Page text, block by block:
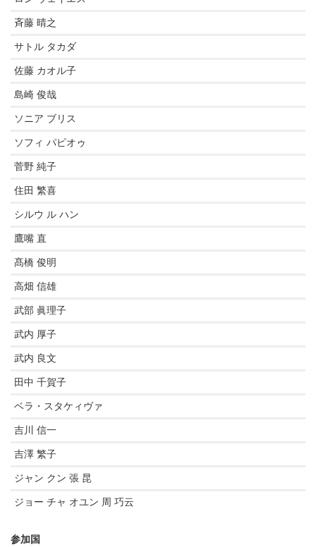
斉藤 晴之
サトル タカダ
佐藤 カオル子
島崎 俊哉
ソニア ブリス
ソフィ パピオゥ
菅野 純子
住田 繁喜
シルウ ル ハン
鷹嘴 直
髙橋 俊明
高畑 信雄
武部 眞理子
武内 厚子
武内 良文
田中 千賀子
ベラ・スタケィヴァ
吉川 信一
吉澤 繁子
ジャン クン 張 昆
ジョー チャ オユン 周 巧云
参加国